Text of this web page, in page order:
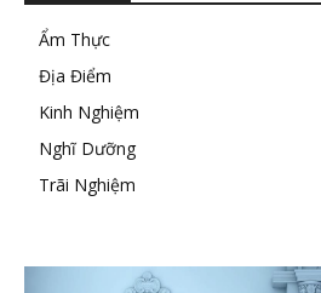
Ẩm Thực
Địa Điểm
Kinh Nghiệm
Nghĩ Dưỡng
Trãi Nghiệm